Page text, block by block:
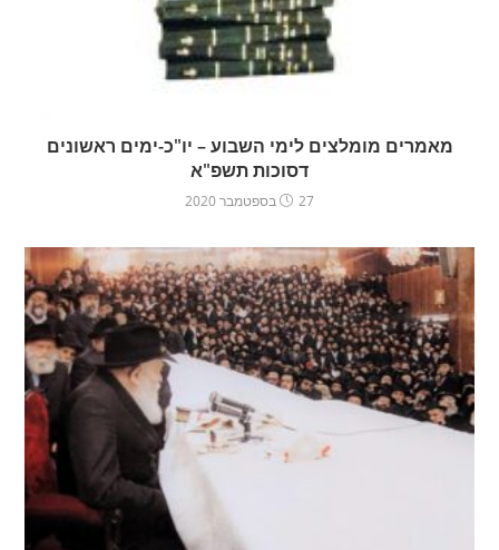
מאמרים מומלצים לימי השבוע – יו"כ-ימים ראשונים
דסוכות תשפ"א
27 בספטמבר 2020